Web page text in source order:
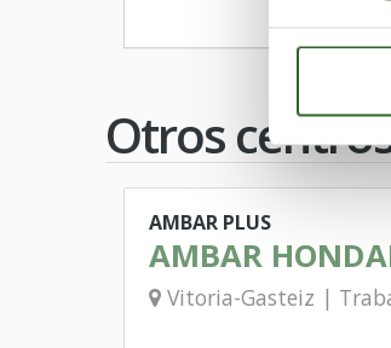
Otros
AMBAR PLUS
AMBAR
Vitoria-Gasteiz |